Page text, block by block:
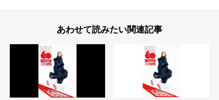
あわせて読みたい関連記事